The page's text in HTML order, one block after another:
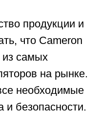
продукции и
что Cameron
из самых
на рынке.
необходимые
и безопасности.